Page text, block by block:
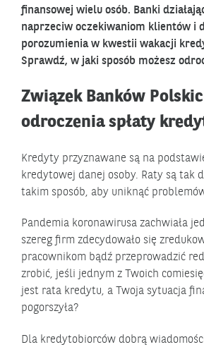
finansowej wielu osób. Banki
naprzeciw oczekiwaniom klientów i
porozumienia w kwestii wakacji
Sprawdź, w jaki sposób możesz
Związek Banków
odroczenia spłaty
Kredyty przyznawane są na
kredytowej danej osoby. Raty są tak
takim sposób, aby uniknąć
Pandemia koronawirusa zachwiała
szereg firm zdecydowało się
pracownikom bądź przeprowadzić
zrobić, jeśli jednym z Twoich
jest rata kredytu, a Twoja sytuacja
pogorszyła?
Dla kredytobiorców dobrą